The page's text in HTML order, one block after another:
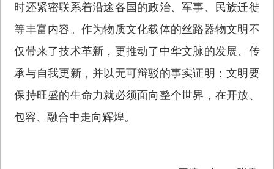
时还紧密联系着沿途各国的政治、军事、民族迁徙
等丰富内容。作为物质文化载体的丝路器物文明不
仅带来了技术革新，更推动了中华文脉的发展、传
承与自我更新，并以无可辩驳的事实证明：文明要
保持旺盛的生命力就必须面向整个世界，在开放、
包容、融合中走向辉煌。